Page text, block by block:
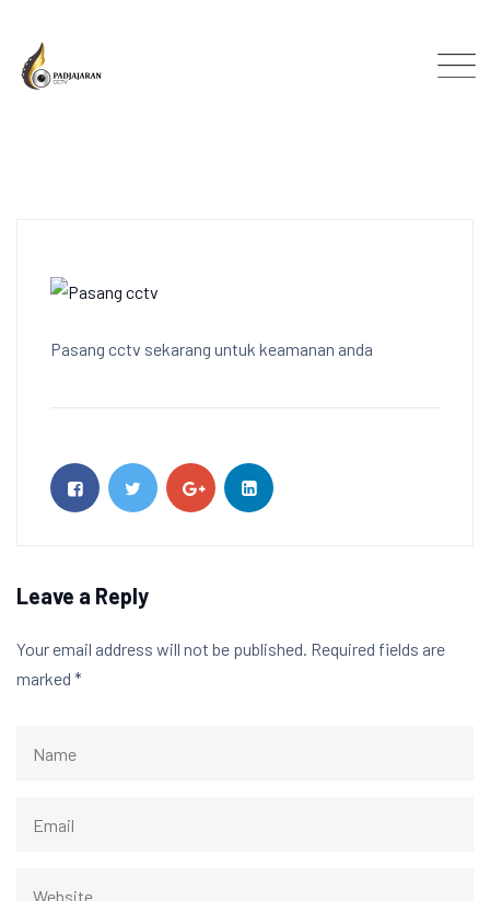
content
Pasang cctv sekarang untuk keamanan anda
Leave a Reply
Your email address will not be published. Required fields are
marked *